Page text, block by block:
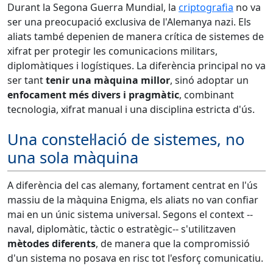
Durant la Segona Guerra Mundial, la criptografia no va
ser una preocupació exclusiva de l'Alemanya nazi. Els
aliats també depenien de manera crítica de sistemes de
xifrat per protegir les comunicacions militars,
diplomàtiques i logístiques. La diferència principal no va
ser tanttenir una màquina millor, sinó adoptar un
enfocament més divers i pragmàtic, combinant
tecnologia, xifrat manual i una disciplina estricta d'ús.
Una constel·lació de sistemes, no
una sola màquina
A diferència del cas alemany, fortament centrat en l'ús
massiu de la màquina Enigma, els aliats no van confiar
mai en un únic sistema universal. Segons el context --
naval, diplomàtic, tàctic o estratègic-- s'utilitzaven
mètodes diferents, de manera que la compromissió
d'un sistema no posava en risc tot l'esforç comunicatiu.